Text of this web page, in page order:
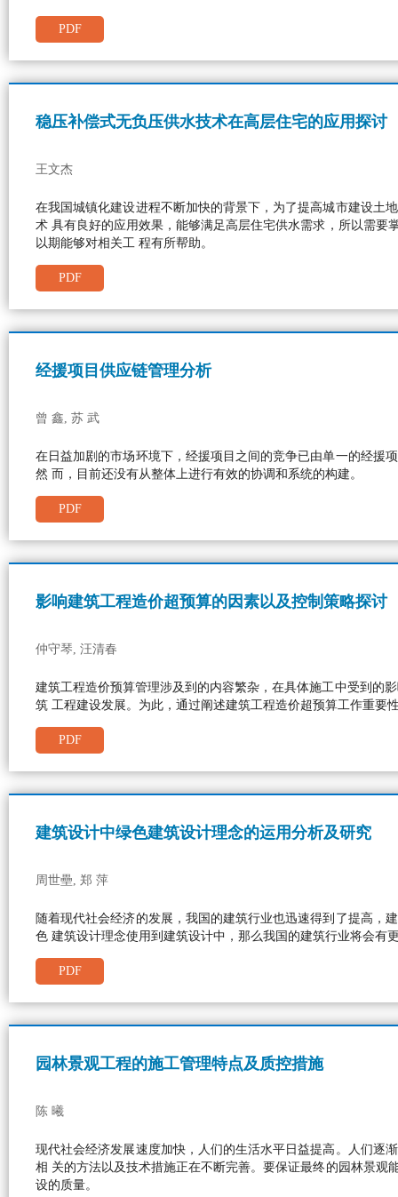
PDF
稳压补偿式无负压供水技术在高层住宅的应用探讨
王文杰
在我国城镇化建设进程不断加快的背景下，为了提高城市建设土
术 具有良好的应用效果，能够满足高层住宅供水需求，所以需
以期能够对相关工 程有所帮助。
PDF
经援项目供应链管理分析
曾 鑫, 苏 武
在日益加剧的市场环境下，经援项目之间的竞争已由单一的经援
然 而，目前还没有从整体上进行有效的协调和系统的构建。
PDF
影响建筑工程造价超预算的因素以及控制策略探讨
仲守琴, 汪清春
建筑工程造价预算管理涉及到的内容繁杂，在具体施工中受到的
筑 工程建设发展。为此，通过阐述建筑工程造价超预算工作重要
PDF
建筑设计中绿色建筑设计理念的运用分析及研究
周世壘, 郑 萍
随着现代社会经济的发展，我国的建筑行业也迅速得到了提高，
色 建筑设计理念使用到建筑设计中，那么我国的建筑行业将会有
PDF
园林景观工程的施工管理特点及质控措施
陈 曦
现代社会经济发展速度加快，人们的生活水平日益提高。人们逐
相 关的方法以及技术措施正在不断完善。要保证最终的园林景
设的质量。